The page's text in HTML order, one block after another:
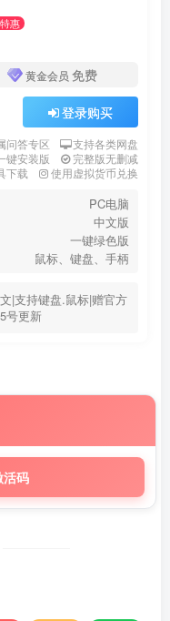
惠
黄金会员 免费
登录购买
问答专区
支持各类网盘
键安装版
完整版无删减
下载
使用虚拟货币兑换
PC电脑
中文版
一键绿色版
鼠标、键盘、手柄
|支持键盘.鼠标|赠官方
号更新
活码